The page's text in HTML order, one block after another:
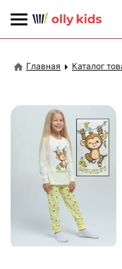
Главная Каталог